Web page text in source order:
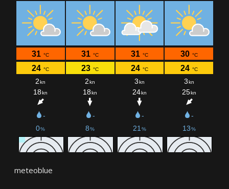
meteoblue